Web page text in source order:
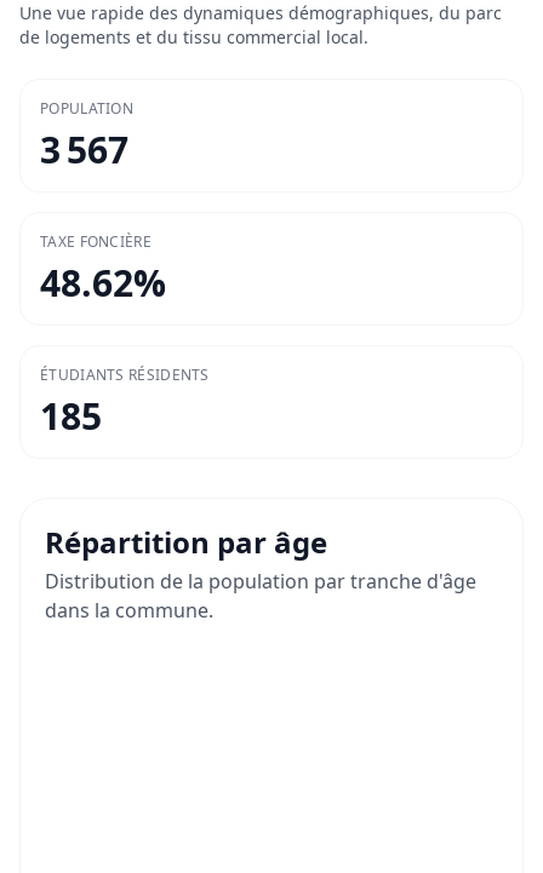
Une vue rapide des dynamiques démographiques, du parc
de logements et du tissu commercial local.
POPULATION
3 567
TAXE FONCIÈRE
48.62%
ÉTUDIANTS RÉSIDENTS
185
Répartition par âge
Distribution de la population par tranche d'âge
dans la commune.